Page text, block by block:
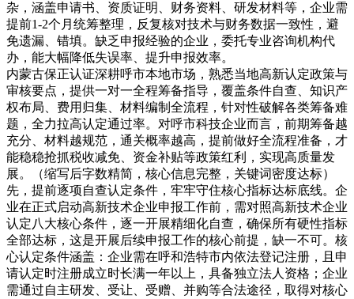
杂，涵盖申请书、资质证明、财务资料、研发材料等，企业需
提前1-2个月统筹整理，反复核对技术与财务数据一致性，避
免遗漏、错填。缺乏申报经验的企业，委托专业咨询机构代
办，能大幅降低失误率、提升申报效率。
内蒙古保正认证深耕呼市本地市场，熟悉当地高新认定政策与
审核要点，提供一对一全程筹备指导，覆盖条件自查、知识产
权布局、费用归集、材料编制全流程，针对性破解各类筹备难
题，全力拉高认定通过率。对呼市科技企业而言，前期筹备越
充分、材料越规范，通关概率越高，提前做好全流程准备，才
能稳稳抢抓税收减免、资金补贴等政策红利，实现高质量发
展。（缩写后字数精简，核心信息完整，关键词密度达标）
先，提前逐项自查认定条件，牢牢守住核心指标达标底线。企
业在正式启动高新技术企业申报工作前，需对照高新技术企业
认定八大核心条件，逐一开展精细化自查，确保所有硬性指标
全部达标，这是开展后续申报工作的核心前提，缺一不可。核
心认定条件涵盖：企业需在呼和浩特市内依法登记注册，且申
请认定时注册成立时长满一年以上，具备独立法人资格；企业
需通过自主研发、受让、受赠、并购等合法途径，取得对核心